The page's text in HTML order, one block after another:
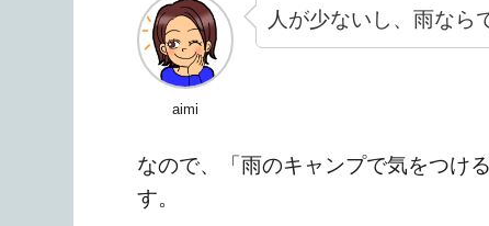
aimi
人が少ないし、雨な
なので、「雨のキャンプで気をつけ
す。